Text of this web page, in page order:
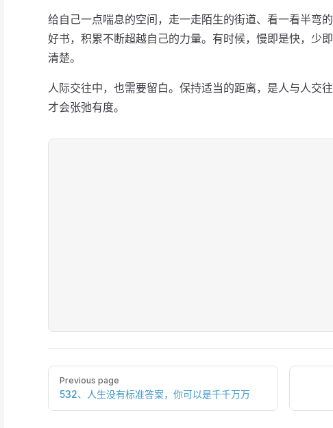
给自己一点喘息的空间，走一走陌生的街道、看一看半弯
好书，积累不断超越自己的力量。有时候，慢即是快，少
清楚。
人际交往中，也需要留白。保持适当的距离，是人与人交
才会张弛有度。
Pager
Previous page
532、人生没有标准答案，你可以是千千万万